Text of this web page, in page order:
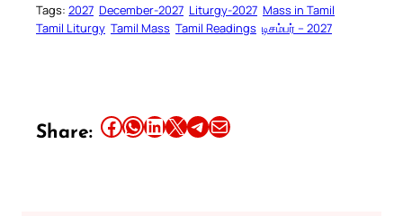
Tags: 2027 December-2027 Liturgy-2027 Mass in Tamil
Tamil Liturgy Tamil Mass Tamil Readings டிசம்பர் – 2027
Share: Share this article on Facebook Share this article on WhatsApp Share this article on LinkedIn Share this article on X Share this article on TelegramEmail this Article